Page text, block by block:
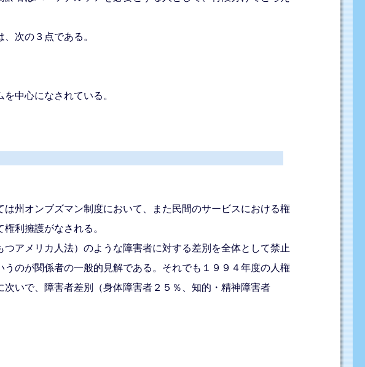
次の３点である。
中心になされている。
州オンブズマン制度において、また民間のサービスにおける権
利擁護がなされる。
アメリカ人法）のような障害者に対する差別を全体として禁止
のが関係者の一般的見解である。それでも１９９４年度の人権
いで、障害者差別（身体障害者２５％、知的・精神障害者